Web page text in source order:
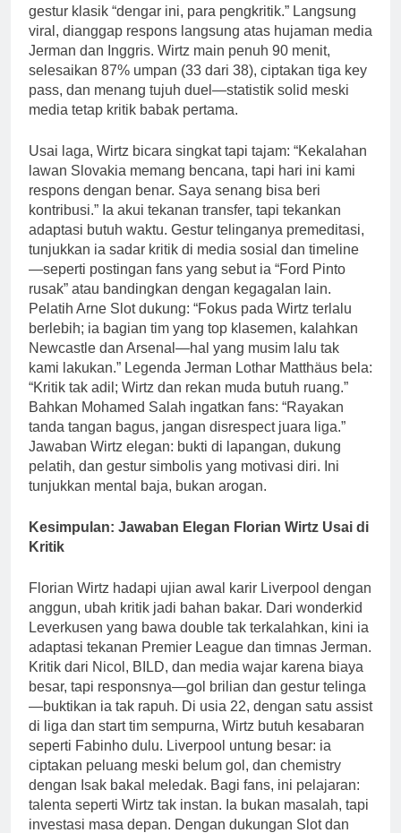
gestur klasik “dengar ini, para pengkritik.” Langsung
viral, dianggap respons langsung atas hujaman media
Jerman dan Inggris. Wirtz main penuh 90 menit,
selesaikan 87% umpan (33 dari 38), ciptakan tiga key
pass, dan menang tujuh duel—statistik solid meski
media tetap kritik babak pertama.
Usai laga, Wirtz bicara singkat tapi tajam: “Kekalahan
lawan Slovakia memang bencana, tapi hari ini kami
respons dengan benar. Saya senang bisa beri
kontribusi.” Ia akui tekanan transfer, tapi tekankan
adaptasi butuh waktu. Gestur telinganya premeditasi,
tunjukkan ia sadar kritik di media sosial dan timeline
—seperti postingan fans yang sebut ia “Ford Pinto
rusak” atau bandingkan dengan kegagalan lain.
Pelatih Arne Slot dukung: “Fokus pada Wirtz terlalu
berlebih; ia bagian tim yang top klasemen, kalahkan
Newcastle dan Arsenal—hal yang musim lalu tak
kami lakukan.” Legenda Jerman Lothar Matthäus bela:
“Kritik tak adil; Wirtz dan rekan muda butuh ruang.”
Bahkan Mohamed Salah ingatkan fans: “Rayakan
tanda tangan bagus, jangan disrespect juara liga.”
Jawaban Wirtz elegan: bukti di lapangan, dukung
pelatih, dan gestur simbolis yang motivasi diri. Ini
tunjukkan mental baja, bukan arogan.
Kesimpulan: Jawaban Elegan Florian Wirtz Usai di
Kritik
Florian Wirtz hadapi ujian awal karir Liverpool dengan
anggun, ubah kritik jadi bahan bakar. Dari wonderkid
Leverkusen yang bawa double tak terkalahkan, kini ia
adaptasi tekanan Premier League dan timnas Jerman.
Kritik dari Nicol, BILD, dan media wajar karena biaya
besar, tapi responsnya—gol brilian dan gestur telinga
—buktikan ia tak rapuh. Di usia 22, dengan satu assist
di liga dan start tim sempurna, Wirtz butuh kesabaran
seperti Fabinho dulu. Liverpool untung besar: ia
ciptakan peluang meski belum gol, dan chemistry
dengan Isak bakal meledak. Bagi fans, ini pelajaran:
talenta seperti Wirtz tak instan. Ia bukan masalah, tapi
investasi masa depan. Dengan dukungan Slot dan